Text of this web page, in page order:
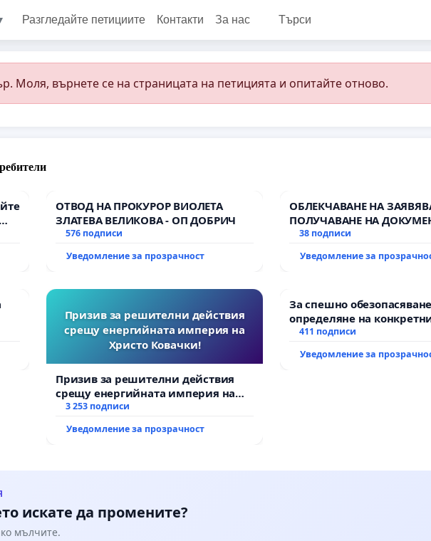
Разгледайте петициите Контакти За нас Търси
Моля, върнете се на страницата на петицията и опитайте отново.
ОТВОД НА ПРОКУРОР ВИОЛЕТА
ЗЛАТЕВА ВЕЛИКОВА - ОП ДОБРИЧ
576 подписи
Уведомление за прозрачност
ОБЛЕКЧАВАНЕ НА
ПОЛУЧАВАНЕ НА
38 подписи
Уведомление за
Призив за решителни действия
срещу енергийната империя на
Христо Ковачки!
Призив за решителни действия
срещу енергийната империя на
Христо Ковачки!
3 253 подписи
Уведомление за прозрачност
За спешно
определяне на
и извършване на
републиканския път
411 подписи
Уведомление за
искате да промените?
мълчите.